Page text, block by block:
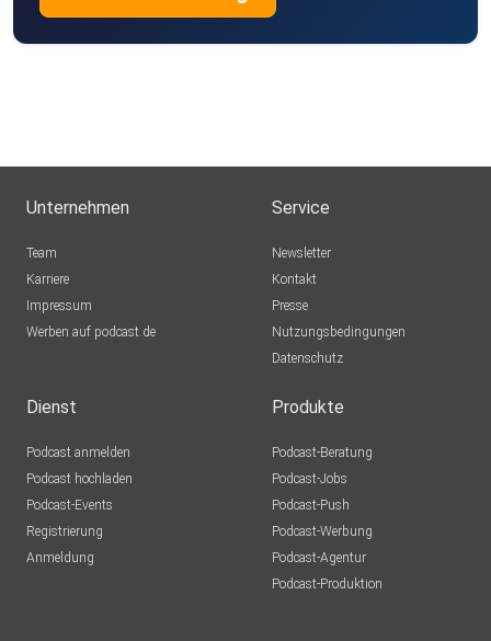
Unternehmen
Team
Karriere
Impressum
Werben auf podcast.de
Service
Newsletter
Kontakt
Presse
Nutzungsbedingungen
Datenschutz
Dienst
Podcast anmelden
Podcast hochladen
Podcast-Events
Registrierung
Anmeldung
Produkte
Podcast-Beratung
Podcast-Jobs
Podcast-Push
Podcast-Werbung
Podcast-Agentur
Podcast-Produktion